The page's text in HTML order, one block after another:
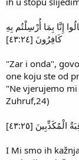
إِنَّا بِمَا أُرْسِلْتُم بِهِ
كَافِرُونَ [٤٣:٢٤]
"Zar i onda",
one koju ste od
"Ne vjerujemo
Zuhruf,24)
[٤٣:٢٥]
I Mi smo ih